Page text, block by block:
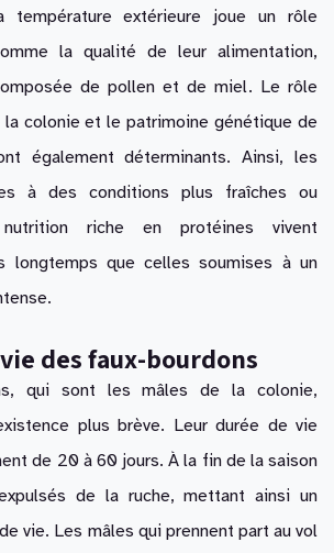
température extérieure joue un rôle
la qualité de leur alimentation,
de pollen et de miel. Le rôle
la colonie et le patrimoine génétique de
également déterminants. Ainsi, les
à des conditions plus fraîches ou
riche en protéines vivent
longtemps que celles soumises à un
des faux-bourdons
qui sont les mâles de la colonie,
plus brève. Leur durée de vie
de 20 à 60 jours. À la fin de la saison
de la ruche, mettant ainsi un
vie. Les mâles qui prennent part au vol